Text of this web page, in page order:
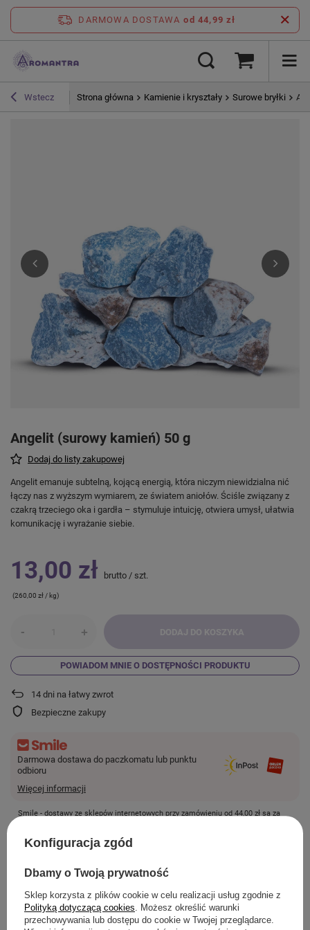
DARMOWA DOSTAWA od 44,99 zł
Wstecz Strona główna Kamienie i kryształy Surowe bryłki
Angelit (surowy kamień) 50 g
Dodaj do listy zakupowej
Angelit emanuje subtelną, kojącą energią, która niczym niewidzialna nić
łączy nas z wyższym wymiarem, ze światem aniołów. Ściśle związany z
czakrą trzeciego oka i gardła – stymuluje intuicję, otwiera umysł, ułatwia
komunikację i wyrażanie siebie.
13,00 zł brutto / szt.
(260,00 zł / kg)
- + DODAJ DO KOSZYKA
POWIADOM MNIE O DOSTĘPNOŚCI PRODUKTU
14 dni na łatwy zwrot
Bezpieczne zakupy
Darmowa dostawa do paczkomatu lub punktu
odbioru
Więcej informacji
Smile - dostawy ze sklepów internetowych przy zamówieniu od 44,00 zł są za
SZCZEGÓŁOWE INFORMACJE
Konfiguracja zgód
Dbamy o Twoją prywatność
Sklep korzysta z plików cookie w celu realizacji usług zgodnie z
Polityką dotyczącą cookies . Możesz określić warunki
przechowywania lub dostępu do cookie w Twojej przeglądarce.